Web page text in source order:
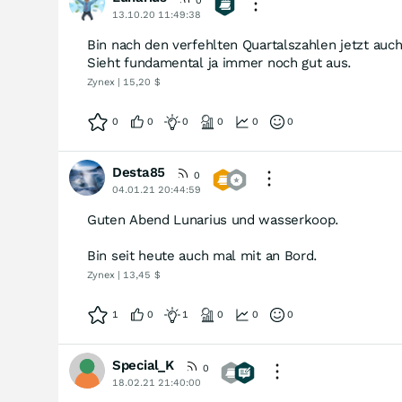
13.10.20 11:49:38
Bin nach den verfehlten Quartalszahlen jetzt
Sieht fundamental ja immer noch gut aus.
Zynex | 15,20 $
0 0 0 0 0 0
Desta85
0
04.01.21 20:44:59
Guten Abend Lunarius und wasserkoop.
Bin seit heute auch mal mit an Bord.
Zynex | 13,45 $
1 0 1 0 0 0
Special_K
0
18.02.21 21:40:00